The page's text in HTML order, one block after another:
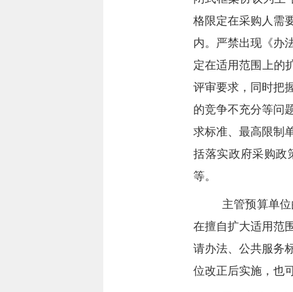
格限定在采购人需
内。严禁出现《办
定在适用范围上的
评审要求，同时把
的竞争不充分等问
求标准、最高限制
括落实政府采购政
等。
主管预算单
在擅自扩大适用范
请办法、公共服务
位改正后实施，也